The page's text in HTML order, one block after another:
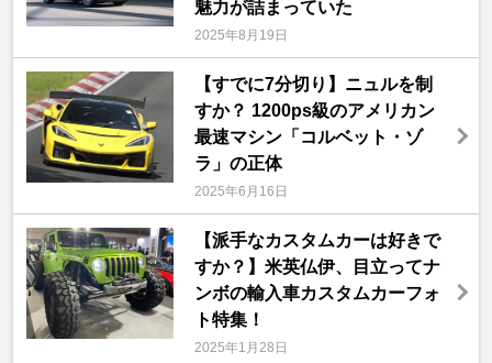
魅力が詰まっていた
2025年8月19日
【すでに7分切り】ニュルを制
すか？ 1200ps級のアメリカン
最速マシン「コルベット・ゾ
ラ」の正体
2025年6月16日
【派手なカスタムカーは好きで
すか？】米英仏伊、目立ってナ
ンボの輸入車カスタムカーフォ
ト特集！
2025年1月28日